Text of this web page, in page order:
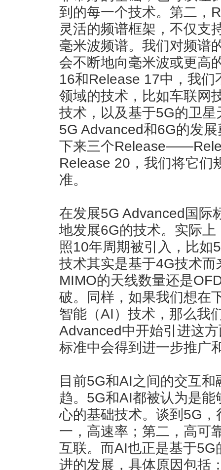
到的每一个技术。第二，
灵活的频谱框架，不仅支
毫米波频谱。我们对频谱
会不断地向毫米波或更高
16和Release 17中，我
领域的技术，比如车联网
技术，以及基于5G的卫
5G Advanced和6G的发
下来三个
Release 20，我们将它们
准。
在发展5G Advanced国际
地发展6G的技术。实际
照10年周期被引入，比如
技术其实是基于4G技术
MIMO的天线数量还是
破。同样，如果我们想在
智能（AI）技术，那么我
Advanced中开始引进这
标准中会得到进一步推广
目前5G和AI之间的交互
趋。5G和AI都被认为是
心的基础技术。谈到5G
一，高速率；第二，高可
互联。而AI也正是基于
进的发展，具体原因包括